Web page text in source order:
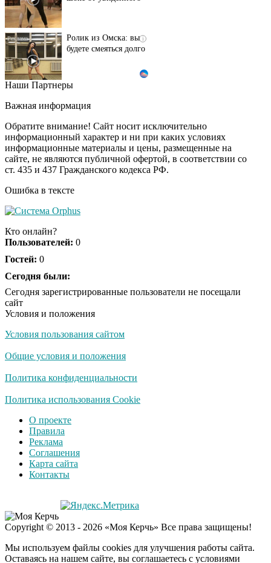
будете смеяться долго
Ржу не переставая, это
не раз
i
Скрытая камера на
пляже Крыма: Что
люди вытворяют, когда
Ролик длится
долго
Королева вагона
оставит равнодушным
Забывший о
Плющенко отправляет
Азербайджан
Наши Партнеры
Важная информация
Обратите внимание! Сайт носит исключительно
информационный характер и ни при каких условиях
информационные материалы и цены, размещенные на
сайте, не являются публичной офертой, в соответствии со
ст. 435 и 437 Гражданского кодекса РФ.
Ошибка в тексте
Кто онлайн?
Пользователей: 0
Гостей: 0
Сегодня были:
Сегодня зарегистрированные пользователи не посещали
сайт
Условия и положения
Условия пользования сайтом
Общие условия и положения
Политика конфиденциальности
Политика использования Cookie
О проекте
Правила
Реклама
Соглашения
Карта сайта
Контакты
Copyright © 2013 - 2026 «Моя Керчь» Все права защищены!
Мы используем файлы cookies для улучшения работы сайта.
Оставаясь на нашем сайте, вы соглашаетесь с условиями